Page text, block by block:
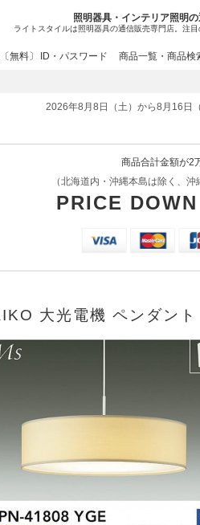
照明器具・インテリア照明
ライトスタイルは照明器具の通信販売専門店。注
無料〕 ID・パスワード 商品一覧・商品検
2026年8月8日（土）から8月16日
商品合計金額が2
（北海道内・沖縄本島は除く、
PRICE DOWN
大光電機 ペンダン